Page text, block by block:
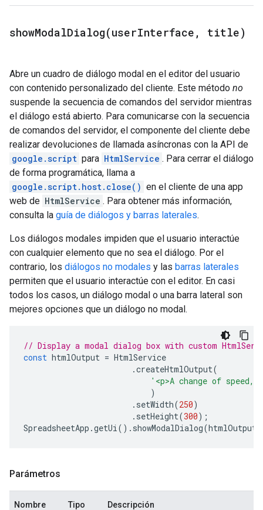
showModalDialog(userInterface , title)
Abre un cuadro de diálogo modal en el editor del usuario
con contenido personalizado del cliente. Este método no
suspende la secuencia de comandos del servidor mientras
el diálogo está abierto. Para comunicarse con la secuencia
de comandos del servidor, el componente del cliente debe
realizar devoluciones de llamada asíncronas con la API de
google.script para HtmlService . Para cerrar el diálogo
de forma programática, llama a
google.script.host.close() en el cliente de una app
web de HtmlService . Para obtener más información,
consulta la guía de diálogos y barras laterales.
Los diálogos modales impiden que el usuario interactúe
con cualquier elemento que no sea el diálogo. Por el
contrario, los diálogos no modales y las barras laterales
permiten que el usuario interactúe con el editor. En casi
todos los casos, un diálogo modal o una barra lateral son
mejores opciones que un diálogo no modal.
// Display a modal dialog box with custom
const htmlOutput = HtmlService
.createHtmlOutput(
'<p>A change of
)
. setWidth(250)
. setHeight(300);
SpreadsheetApp .getUi(). showModalDialog(htmlOutput
Parámetros
Nombre Tipo Descripción